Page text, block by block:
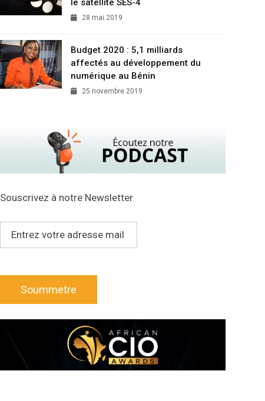
28 mai 2019
Budget 2020 : 5,1 milliards
affectés au développement du
numérique au Bénin
25 novembre 2019
Souscrivez à notre Newsletter